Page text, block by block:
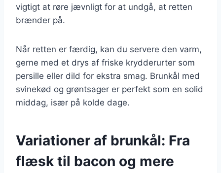
vigtigt at røre jævnligt for at undgå, at retten
brænder på.
Når retten er færdig, kan du servere den varm,
gerne med et drys af friske krydderurter som
persille eller dild for ekstra smag. Brunkål med
svinekød og grøntsager er perfekt som en solid
middag, især på kolde dage.
Variationer af brunkål: Fra
flæsk til bacon og mere